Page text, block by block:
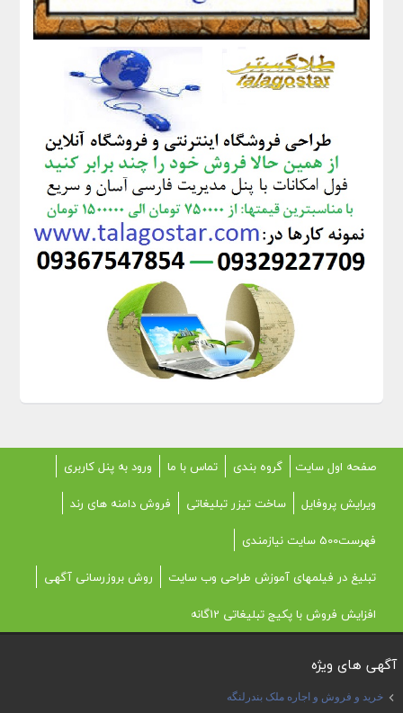
صفحه اول سایت گروه بندی تماس با ما
ورود به پنل کاربری
ویرایش پروفایل
ساخت تیزر تبلیغاتی
فروش دامنه های رند
فهرست500 سایت نیازمندی
تبلیغ در فیلمهای آموزش طراحی وب سایت
روش بروزرسانی آگهی
افزایش فروش با پکیج تبلیغاتی 12گانه
آگهی های ویژه
خرید و فروش و اجاره ملک بندرلنگه